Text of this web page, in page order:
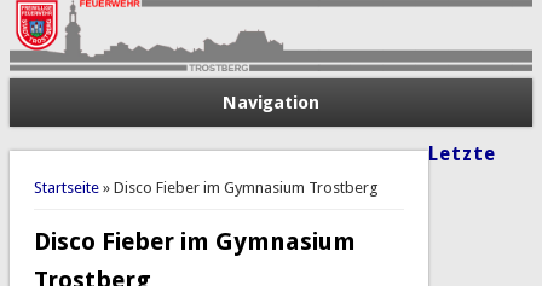
Navigation
Sie sind hier
Startseite» Disco Fieber im Gymnasium Trostberg
Disco Fieber im Gymnasium
Trostberg
Letzte